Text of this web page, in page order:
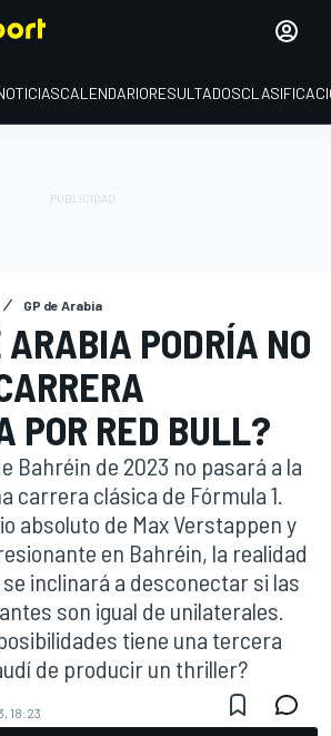
CALENDARIORESULTADOS
GP de Arabia
ARABIA PODRÍA NO
POR RED BULL?
Bahréin de 2023 no pasará a la
carrera clásica de Fórmula 1.
absoluto de Max Verstappen y
en Bahréin, la realidad
inclinará a desconectar si las
son igual de unilaterales.
tiene una tercera
de producir un thriller?
18:23